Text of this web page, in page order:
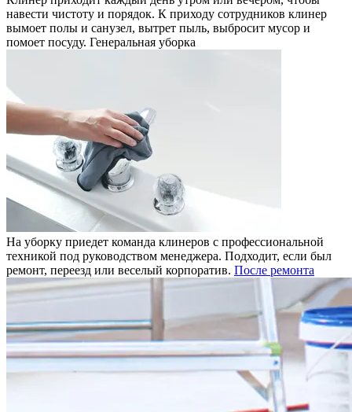
навести чистоту и порядок. К приходу сотрудников клинер
вымоет полы и санузел, вытрет пыль, выбросит мусор и
помоет посуду. Генеральная уборка
На уборку приедет команда клинеров с профессиональной
техникой под руководством менеджера. Подходит, если был
ремонт, переезд или веселый корпоратив. После ремонта